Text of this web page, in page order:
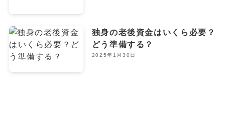
独身の老後資金はいくら必要？
どう準備する？
2025年1月30日